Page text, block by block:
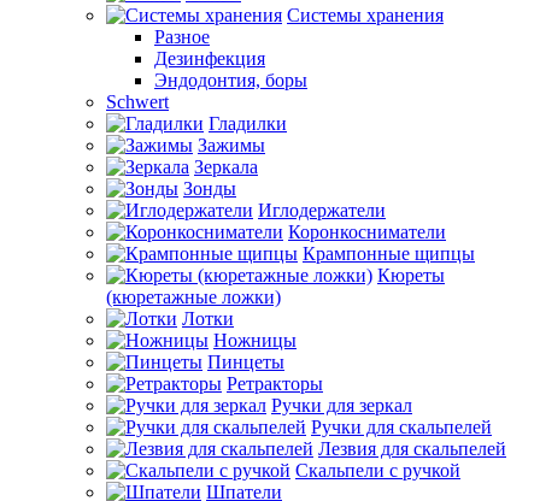
Системы хранения
Разное
Дезинфекция
Эндодонтия, боры
Schwert
Гладилки
Зажимы
Зеркала
Зонды
Иглодержатели
Коронкосниматели
Крампонные щипцы
Кюреты
(кюретажные ложки)
Лотки
Ножницы
Пинцеты
Ретракторы
Ручки для зеркал
Ручки для скальпелей
Лезвия для скальпелей
Скальпели с ручкой
Шпатели